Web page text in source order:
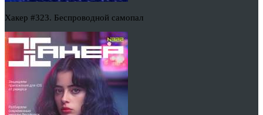
Хакер #323. Беспроводной самопал